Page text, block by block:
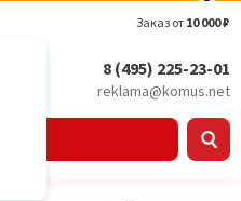
Заказ от 10 000 ₽
8 (495) 225-23-01
reklama@komus.net